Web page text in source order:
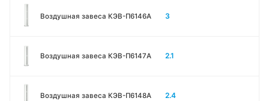
Воздушная завеса КЭВ-П6146A 3
Воздушная завеса КЭВ-П6147A 2.1
Воздушная завеса КЭВ-П6148A 2.4